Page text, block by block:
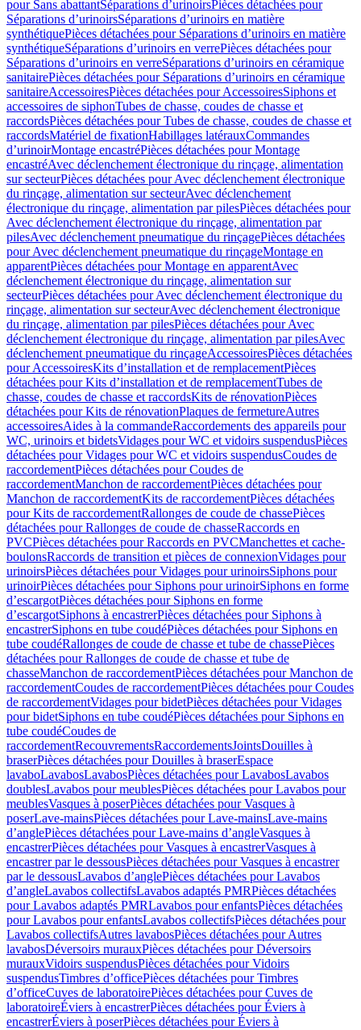
pour Sans abattantSéparations d’urinoirsPièces détachées pour
Séparations d’urinoirsSéparations d’urinoirs en matière
synthétiquePièces détachées pour Séparations d’urinoirs en matière
synthétiqueSéparations d’urinoirs en verrePièces détachées pour
Séparations d’urinoirs en verreSéparations d’urinoirs en céramique
sanitairePièces détachées pour Séparations d’urinoirs en céramique
sanitaireAccessoiresPièces détachées pour AccessoiresSiphons et
accessoires de siphonTubes de chasse, coudes de chasse et
raccordsPièces détachées pour Tubes de chasse, coudes de chasse et
raccordsMatériel de fixationHabillages latérauxCommandes
dʼurinoirMontage encastréPièces détachées pour Montage
encastréAvec déclenchement électronique du rinçage, alimentation
sur secteurPièces détachées pour Avec déclenchement électronique
du rinçage, alimentation sur secteurAvec déclenchement
électronique du rinçage, alimentation par pilesPièces détachées pour
Avec déclenchement électronique du rinçage, alimentation par
pilesAvec déclenchement pneumatique du rinçagePièces détachées
pour Avec déclenchement pneumatique du rinçageMontage en
apparentPièces détachées pour Montage en apparentAvec
déclenchement électronique du rinçage, alimentation sur
secteurPièces détachées pour Avec déclenchement électronique du
rinçage, alimentation sur secteurAvec déclenchement électronique
du rinçage, alimentation par pilesPièces détachées pour Avec
déclenchement électronique du rinçage, alimentation par pilesAvec
déclenchement pneumatique du rinçageAccessoiresPièces détachées
pour AccessoiresKits d’installation et de remplacementPièces
détachées pour Kits d’installation et de remplacementTubes de
chasse, coudes de chasse et raccordsKits de rénovationPièces
détachées pour Kits de rénovationPlaques de fermetureAutres
accessoiresAides à la commandeRaccordements des appareils pour
WC, urinoirs et bidetsVidages pour WC et vidoirs suspendusPièces
détachées pour Vidages pour WC et vidoirs suspendusCoudes de
raccordementPièces détachées pour Coudes de
raccordementManchon de raccordementPièces détachées pour
Manchon de raccordementKits de raccordementPièces détachées
pour Kits de raccordementRallonges de coude de chassePièces
détachées pour Rallonges de coude de chasseRaccords en
PVCPièces détachées pour Raccords en PVCManchettes et cache-
boulonsRaccords de transition et pièces de connexionVidages pour
urinoirsPièces détachées pour Vidages pour urinoirsSiphons pour
urinoirPièces détachées pour Siphons pour urinoirSiphons en forme
d’escargotPièces détachées pour Siphons en forme
d’escargotSiphons à encastrerPièces détachées pour Siphons à
encastrerSiphons en tube coudéPièces détachées pour Siphons en
tube coudéRallonges de coude de chasse et tube de chassePièces
détachées pour Rallonges de coude de chasse et tube de
chasseManchon de raccordementPièces détachées pour Manchon de
raccordementCoudes de raccordementPièces détachées pour Coudes
de raccordementVidages pour bidetPièces détachées pour Vidages
pour bidetSiphons en tube coudéPièces détachées pour Siphons en
tube coudéCoudes de
raccordementRecouvrementsRaccordementsJointsDouilles à
braserPièces détachées pour Douilles à braserEspace
lavaboLavabosLavabosPièces détachées pour LavabosLavabos
doublesLavabos pour meublesPièces détachées pour Lavabos pour
meublesVasques à poserPièces détachées pour Vasques à
poserLave-mainsPièces détachées pour Lave-mainsLave-mains
d’anglePièces détachées pour Lave-mains d’angleVasques à
encastrerPièces détachées pour Vasques à encastrerVasques à
encastrer par le dessousPièces détachées pour Vasques à encastrer
par le dessousLavabos d’anglePièces détachées pour Lavabos
d’angleLavabos collectifsLavabos adaptés PMRPièces détachées
pour Lavabos adaptés PMRLavabos pour enfantsPièces détachées
pour Lavabos pour enfantsLavabos collectifsPièces détachées pour
Lavabos collectifsAutres lavabosPièces détachées pour Autres
lavabosDéversoirs murauxPièces détachées pour Déversoirs
murauxVidoirs suspendusPièces détachées pour Vidoirs
suspendusTimbres dʼofficePièces détachées pour Timbres
dʼofficeCuves de laboratoirePièces détachées pour Cuves de
laboratoireÉviers à encastrerPièces détachées pour Éviers à
encastrerÉviers à poserPièces détachées pour Éviers à